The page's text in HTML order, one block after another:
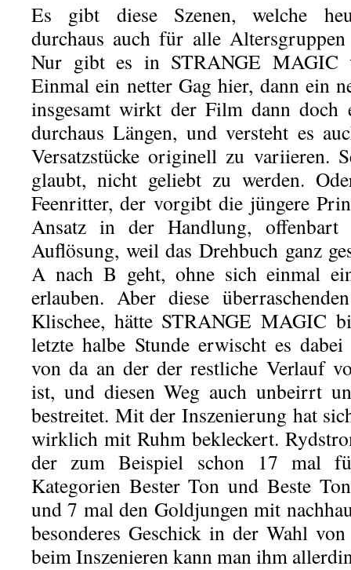
Es gibt diese Szenen, welche
durchaus auch für alle Altersgruppen
Nur gibt es in STRANGE MAGIC
Einmal ein netter Gag hier, dann ein
insgesamt wirkt der Film dann doch
durchaus Längen, und versteht es
Versatzstücke originell zu variieren.
glaubt, nicht geliebt zu werden.
Feenritter, der vorgibt die jüngere
Ansatz in der Handlung, offenbart
Auflösung, weil das Drehbuch ganz
A nach B geht, ohne sich einmal
erlauben. Aber diese
Klischee, hätte STRANGE MAGIC
letzte halbe Stunde erwischt es
von da an der der restliche Verlauf
ist, und diesen Weg auch unbeirrt
bestreitet. Mit der Inszenierung hat
wirklich mit Ruhm bekleckert.
der zum Beispiel schon 17 mal
Kategorien Bester Ton und Beste
und 7 mal den Goldjungen mit
besonderes Geschick in der Wahl
beim Inszenieren kann man ihm